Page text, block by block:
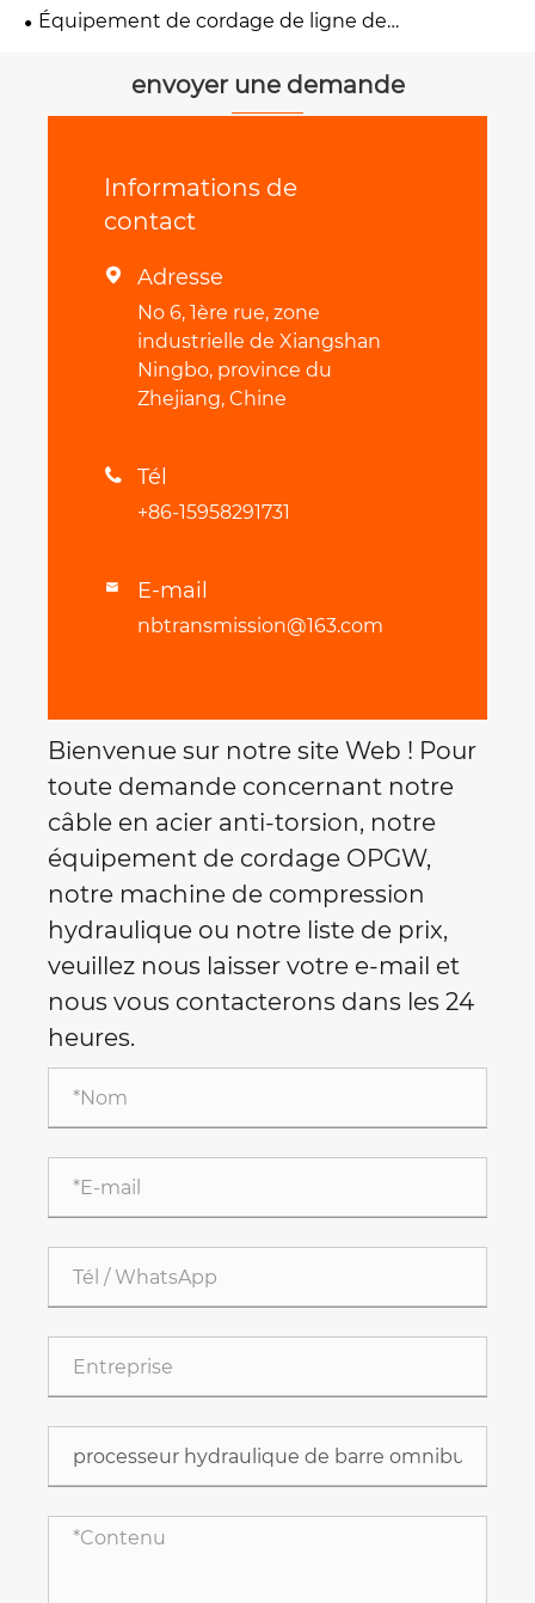
Équipement de cordage de ligne de
envoyer une demande
Informations de
contact
 Adresse
No 6, 1ère rue, zone
industrielle de Xiangshan
Ningbo, province du
Zhejiang, Chine
 Tél
+86-15958291731
 E-mail
nbtransmission@163.com
Bienvenue sur notre site Web ! Pour
toute demande concernant notre
câble en acier anti-torsion, notre
équipement de cordage OPGW,
notre machine de compression
hydraulique ou notre liste de prix,
veuillez nous laisser votre e-mail et
nous vous contacterons dans les 24
heures.